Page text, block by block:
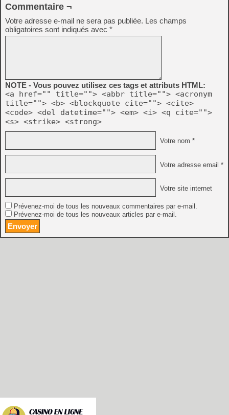
Commentaire ¬
Votre adresse e-mail ne sera pas publiée. Les champs
obligatoires sont indiqués avec *
NOTE - Vous pouvez utilisez ces tags et attributs HTML:
<a href="" title=""> <abbr title=""> <acronym
title=""> <b> <blockquote cite=""> <cite>
<code> <del datetime=""> <em> <i> <q cite="">
<s> <strike> <strong>
Votre nom *
Votre adresse email *
Votre site internet
Prévenez-moi de tous les nouveaux commentaires par e-mail.
Prévenez-moi de tous les nouveaux articles par e-mail.